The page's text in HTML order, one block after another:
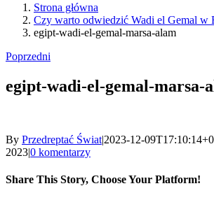
Strona główna
Czy warto odwiedzić Wadi el Gemal w
egipt-wadi-el-gemal-marsa-alam
Poprzedni
egipt-wadi-el-gemal-marsa-
By Przedreptać Świat|2023-12-
2023|0 komentarzy
Share This Story, Choose Your Platform!